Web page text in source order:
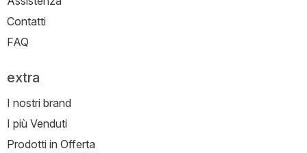
Contatti
FAQ
extra
I nostri brand
I più Venduti
Prodotti in Offerta